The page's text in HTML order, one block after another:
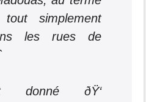
simplement
les rues de
ðŸ‘